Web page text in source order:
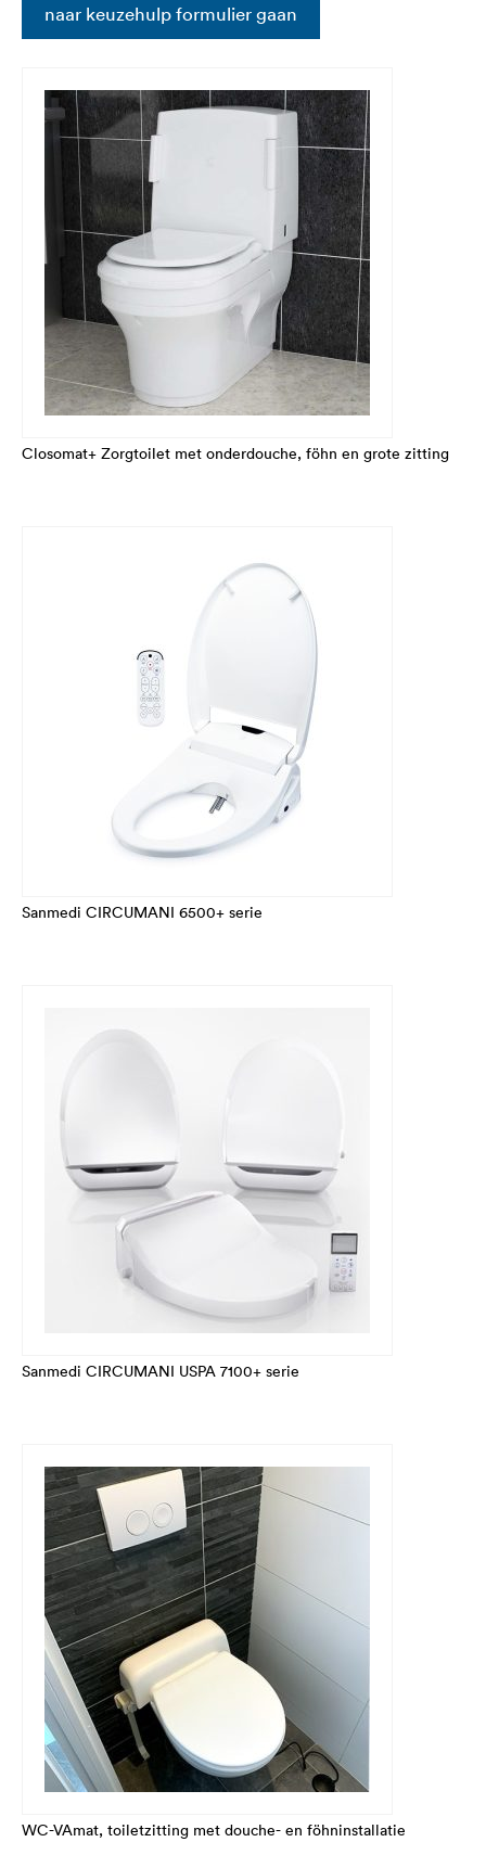
naar keuzehulp formulier gaan
Closomat+ Zorgtoilet met onderdouche, föhn en grote zitting
Sanmedi CIRCUMANI 6500+ serie
Sanmedi CIRCUMANI USPA 7100+ serie
WC-VAmat, toiletzitting met douche- en föhninstallatie